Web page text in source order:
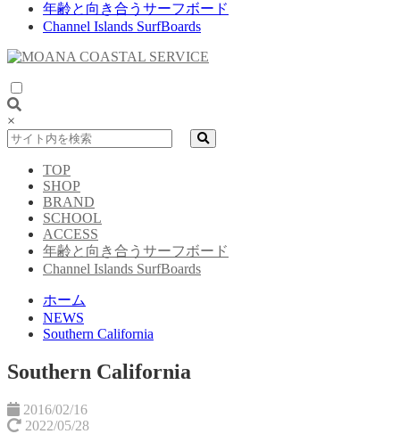
年齢と向き合うサーフボード
Channel Islands SurfBoards
×
TOP
SHOP
BRAND
SCHOOL
ACCESS
年齢と向き合うサーフボード
Channel Islands SurfBoards
ホーム
NEWS
Southern California
Southern California
2016/02/16
2022/05/28